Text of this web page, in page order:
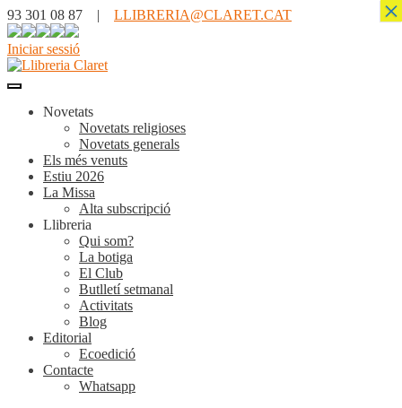
93 301 08 87 | LLIBRERIA@CLARET.CAT
Iniciar sessió
Novetats
Novetats religioses
Novetats generals
Els més venuts
Estiu 2026
La Missa
Alta subscripció
Llibreria
Qui som?
La botiga
El Club
Butlletí setmanal
Activitats
Blog
Editorial
Ecoedició
Contacte
Whatsapp
×